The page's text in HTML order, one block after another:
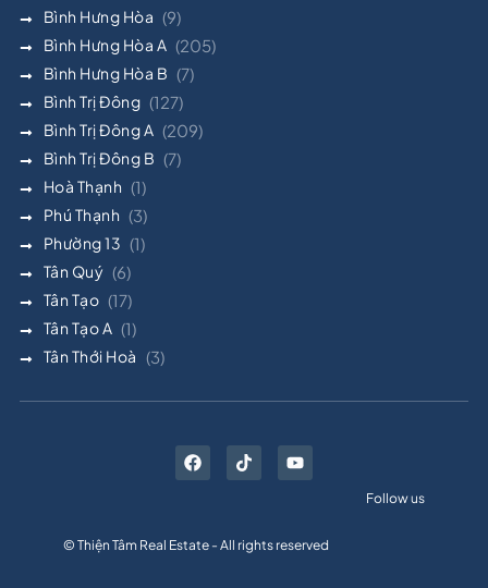
Bình Hưng Hòa (9)
Bình Hưng Hòa A (205)
Bình Hưng Hòa B (7)
Bình Trị Đông (127)
Bình Trị Đông A (209)
Bình Trị Đông B (7)
Hoà Thạnh (1)
Phú Thạnh (3)
Phường 13 (1)
Tân Quý (6)
Tân Tạo (17)
Tân Tạo A (1)
Tân Thới Hoà (3)
© Thiện Tâm Real Estate - All rights reserved
Follow us